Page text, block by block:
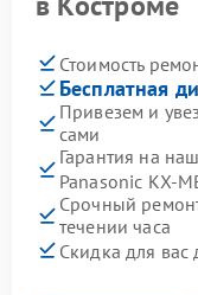
Стоимость
Бесплатная
Привезем и
сами
Гарантия на
Panasonic KX-
Срочный
течении часа
Скидка для вас